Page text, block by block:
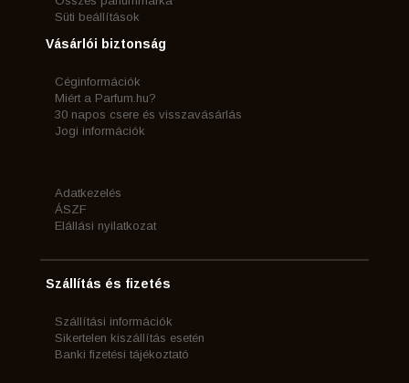
Süti beállítások
Vásárlói biztonság
Céginformációk
Miért a Parfum.hu?
30 napos csere és visszavásárlás
Jogi információk
Adatkezelés
ÁSZF
Elállási nyilatkozat
Szállítás és fizetés
Szállítási információk
Sikertelen kiszállítás esetén
Banki fizetési tájékoztató